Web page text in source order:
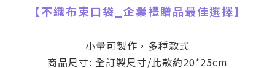
【不織布束口袋 企業禮贈品最佳選擇】
小量可製作，多種款式
商品尺寸: 全訂製尺寸/此款約20*25cm